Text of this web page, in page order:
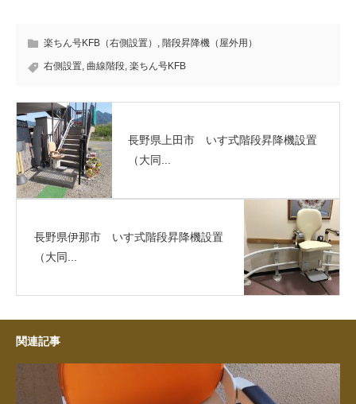
楽ちん号KFB（右側設置） , 階段昇降機（屋外用）
右側設置, 曲線階段, 楽ちん号KFB
長野県上田市 いす式階段昇降機設置
（大同...
長野県伊那市 いす式階段昇降機設置
（大同...
関連記事